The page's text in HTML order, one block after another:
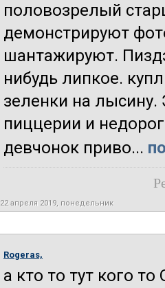
половозрелый
демонстрируют
шантажируют.
нибудь липкое.
зеленки на лысину.
пиццерии и
девчонок приво...
22 апреля 2019, понедельник
Rogeras,
а кто то тут кого